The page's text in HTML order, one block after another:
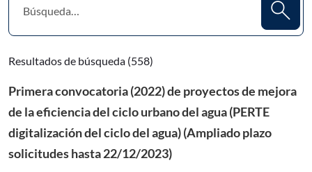
Resultados de búsqueda (558)
Primera convocatoria (2022) de proyectos de mejora
de la eficiencia del ciclo urbano del agua (PERTE
digitalización del ciclo del agua) (Ampliado plazo
solicitudes hasta 22/12/2023)